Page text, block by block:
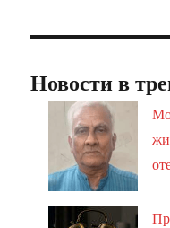
Новости в